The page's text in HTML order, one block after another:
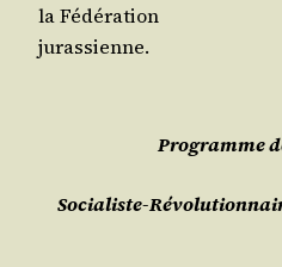
la Fédération
jurassienne.
Programme
Socialiste-